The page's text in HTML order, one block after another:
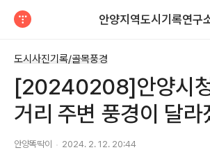
안양지역도시기록연구
도시사진기록/골목풍경
[20240208]안양시
거리 주변 풍경이 달라
안양똑딱이 2024. 2. 12. 20:44